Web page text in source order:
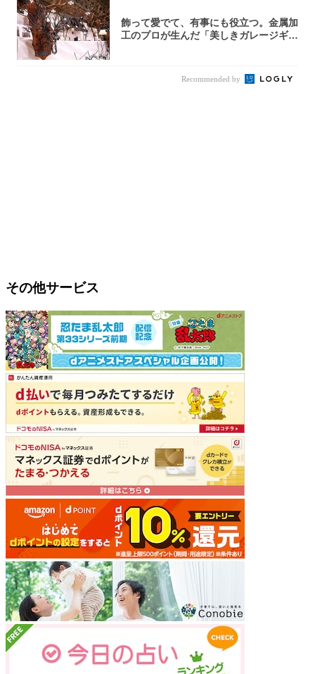
飾って愛でて、有事にも役立つ。金属加
工のプロが生んだ「美しきガレージギ
Recommended by
その他サービス